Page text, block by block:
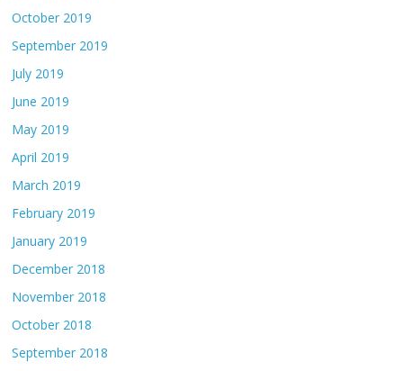
October 2019
September 2019
July 2019
June 2019
May 2019
April 2019
March 2019
February 2019
January 2019
December 2018
November 2018
October 2018
September 2018